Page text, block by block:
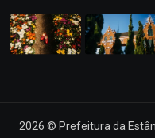
2026 © Prefeitura da